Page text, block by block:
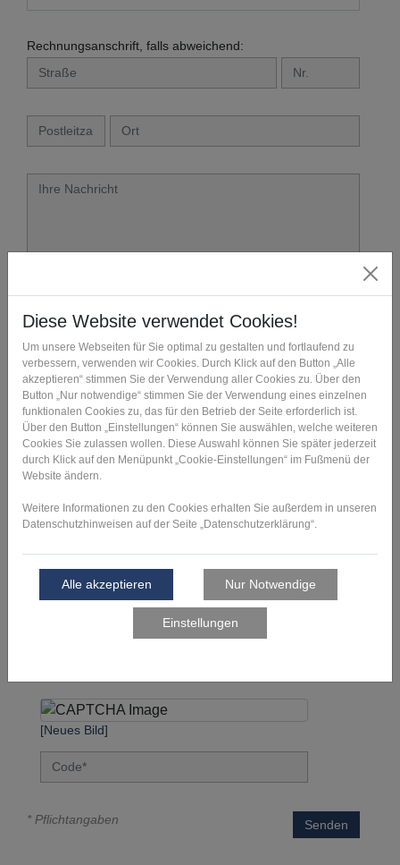
Rechnungsanschrift, falls abweichend:
Ich willige darin ein, dass die FIT Additive
Manufacturing Group die von mir überreichten
Informationen und Kontaktdaten dazu verwendet, mit
mir anlässlich meiner Kontaktaufnahme in
Verbindung zu treten, hierüber zu kommunizieren
und meine Anfrage abzuwickeln. Dies gilt
Adresse und, soweit zutreffend, der Telefonnummer
zum vorgenannten Zweck. Die überreichten
Einwilligung kann jederzeit mit Wirkung für die
Zukunft per E-Mail ancontact@fit.technology
per Post an FIT AG, Am Grohberg 1, 92331 Lupburg
widerrufen werden. Die Datenschutzerklärung kann
[Neues Bild]
* Pflichtangaben Senden